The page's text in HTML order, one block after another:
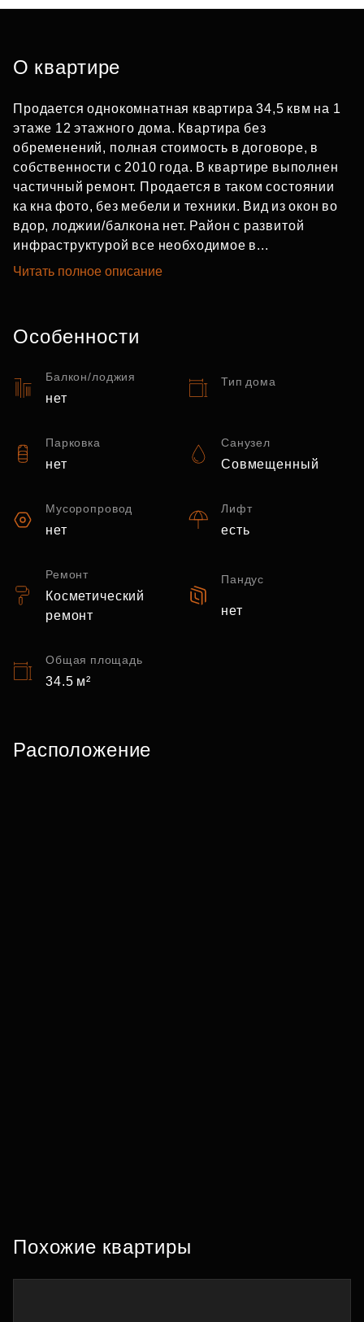
О квартире
Продается однокомнатная квартира 34,5 квм на 1
этаже 12 этажного дома. Квартира без
обременений, полная стоимость в договоре, в
собственности с 2010 года. В квартире выполнен
частичный ремонт. Продается в таком состоянии
ка кна фото, без мебели и техники. Вид из окон во
вдор, лоджии/балкона нет. Район с развитой
инфраструктурой все необходимое в...
Читать полное описание
Особенности
Балкон/лоджия
нет
Тип дома
Парковка
нет
Санузел
Совмещенный
Мусоропровод
нет
Лифт
есть
Ремонт
Косметический
ремонт
Пандус
нет
Общая площадь
34.5 м²
Расположение
Похожие квартиры